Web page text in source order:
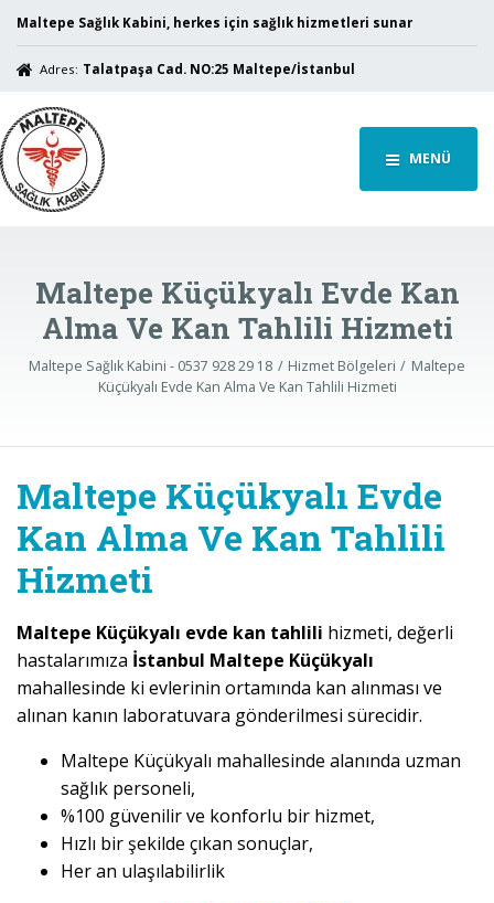
Maltepe Sağlık Kabini, herkes için sağlık hizmetleri sunar
Adres: Talatpaşa Cad. NO:25 Maltepe/İstanbul
MENÜ
Maltepe Küçükyalı Evde Kan
Alma Ve Kan Tahlili Hizmeti
Maltepe Sağlık Kabini - 0537 928 29 18 Hizmet Bölgeleri
Maltepe
Küçükyalı Evde Kan Alma Ve Kan Tahlili Hizmeti
Maltepe Küçükyalı Evde
Kan Alma Ve Kan Tahlili
Hizmeti
Maltepe Küçükyalı evde kan tahlili hizmeti, değerli
hastalarımıza İstanbul Maltepe Küçükyalı
mahallesinde ki evlerinin ortamında kan alınması ve
alınan kanın laboratuvara gönderilmesi sürecidir.
Maltepe Küçükyalı mahallesinde alanında uzman
sağlık personeli,
%100 güvenilir ve konforlu bir hizmet,
Hızlı bir şekilde çıkan sonuçlar,
Her an ulaşılabilirlik